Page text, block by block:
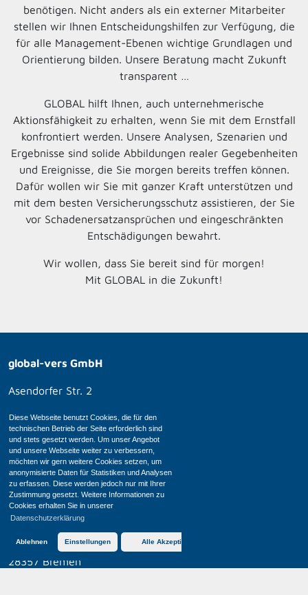
Diese Webseite benutzt Cookies, die für den
technischen Betrieb der Seite erforderlich sind
und stets gesetzt werden. Um unser Angebot
und unsere Webseite weiter zu verbessern,
möchten wir gern weitere Cookies setzen, um
anonymisierte Daten für Statistiken und Analysen
zu erfassen. Diese werden jedoch nur mit Ihrer
Zustimmung gesetzt. Weitere Informationen zu
Cookies erhalten Sie in unserer
Datenschutzerklärung
Ablehnen Einstellungen Alle Akzeptieren
benötigen. Nicht anders als ein externer Mitarbeiter
stellen wir Ihnen Entscheidungshilfen zur Verfügung, die
für alle Management-Ebenen wichtige Grundlagen und
Orientierung bilden. Unsere Beratung macht Zukunft
transparent …
GLOBAL hilft Ihnen, auch unternehmerische
Aktionsfähigkeit zu erhalten, wenn Sie mit dem Ernstfall
konfrontiert werden. Unsere Analysen, Szenarien und
Ergebnisse sind solide Abbildungen realer Gegebenheiten
und Ereignisse, die Sie morgen bereits treffen können.
Dafür wollen wir Sie mit ganzer Kraft unterstützen und
mit dem besten Versicherungsschutz assistieren, der Sie
vor Schadenersatzansprüchen und eingeschränkten
Entschädigungen bewahrt.
Wir wollen, dass Sie bereit sind für morgen!
Mit GLOBAL in die Zukunft!
global-vers GmbH
Asendorfer Str. 2
global-con GmbH
Vollhöfner Weiden 19
21129 Hamburg
global-ass GmbH
Buschhöhe 8
28357 Bremen